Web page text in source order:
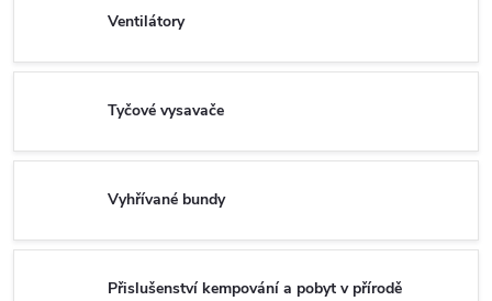
Ventilátory
Tyčové vysavače
Vyhřívané bundy
Přislušenství kempování a pobyt v přírodě